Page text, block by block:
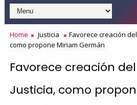
Home Justicia
Favorece creación
como propone Miriam Germán
Favorece creación
Justicia, como